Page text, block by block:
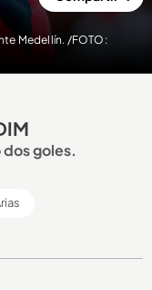
Medellín. /FOTO:
dos goles.